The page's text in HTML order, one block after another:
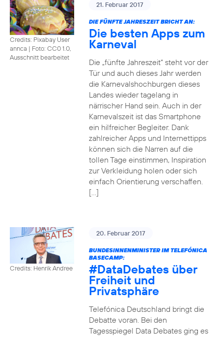
Credits: Pixabay User
annca | Foto: CC0 1.0,
Ausschnitt bearbeitet
21. Februar 2017
DIE FÜNFTE JAHRESZEIT BRICHT AN:
Die besten Apps zum
Karneval
Die „fünfte Jahreszeit“ steht vor der
Tür und auch dieses Jahr werden
die Karnevalshochburgen dieses
Landes wieder tagelang in
närrischer Hand sein. Auch in der
Karnevalszeit ist das Smartphone
ein hilfreicher Begleiter. Dank
zahlreicher Apps und Internettipps
können sich die Narren auf die
tollen Tage einstimmen, Inspiration
zur Verkleidung holen oder sich
einfach Orientierung verschaffen.
[…]
Credits: Henrik Andree
20. Februar 2017
BUNDESINNENMINISTER IM TELEFÓNICA
BASECAMP:
#DataDebatesüber
Freiheit und
Privatsphäre
Telefónica Deutschland bringt die
Debatte voran. Bei den
Tagesspiegel Data Debates ging es